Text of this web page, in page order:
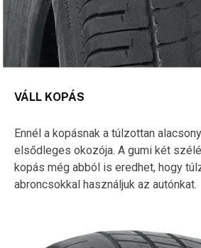
VÁLL KOPÁS
Ennél a kopásnak a túlzottan
elsődleges okozója. A gumi két
kopás még abból is eredhet, hogy
abroncsokkal használjuk az autónkat.